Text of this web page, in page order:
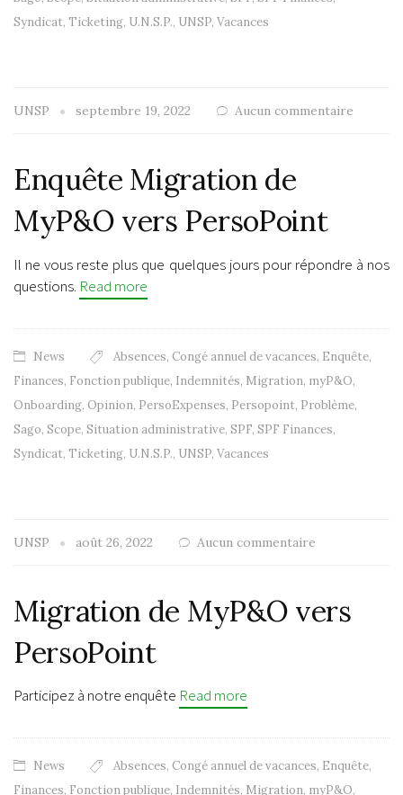
Syndicat, Ticketing, U.N.S.P., UNSP, Vacances
UNSP septembre 19, 2022 Aucun commentaire
Enquête Migration de
MyP&O vers PersoPoint
Il ne vous reste plus que quelques jours pour répondre à nos
questions. Read more
News Absences, Congé annuel de vacances, Enquête,
Finances, Fonction publique, Indemnités, Migration, myP&O,
Onboarding, Opinion, PersoExpenses, Persopoint, Problème,
Sago, Scope, Situation administrative, SPF, SPF Finances,
Syndicat, Ticketing, U.N.S.P., UNSP, Vacances
UNSP août 26, 2022 Aucun commentaire
Migration de MyP&O vers
PersoPoint
Participez à notre enquête Read more
News Absences, Congé annuel de vacances, Enquête,
Finances, Fonction publique, Indemnités, Migration, myP&O,